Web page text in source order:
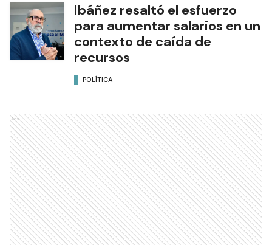
Ibáñez resaltó el esfuerzo
para aumentar salarios en un
contexto de caída de
recursos
POLÍTICA
Ads